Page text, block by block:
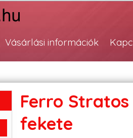
Vásárlási információk
Ferro
fekete